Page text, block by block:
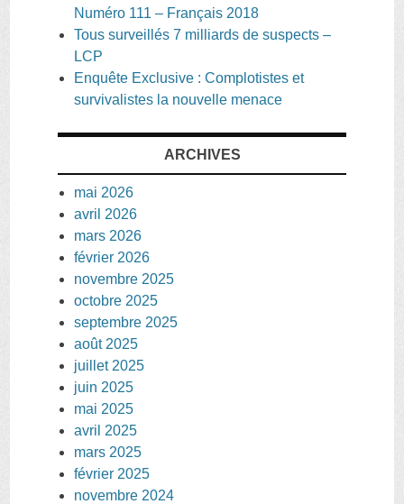
Numéro 111 – Français 2018
Tous surveillés 7 milliards de suspects –
LCP
Enquête Exclusive : Complotistes et
survivalistes la nouvelle menace
ARCHIVES
mai 2026
avril 2026
mars 2026
février 2026
novembre 2025
octobre 2025
septembre 2025
août 2025
juillet 2025
juin 2025
mai 2025
avril 2025
mars 2025
février 2025
novembre 2024